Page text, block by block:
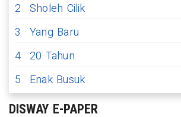
2 Sholeh Cilik
3
Yang Baru
4 20 Tahun
5
Enak Busuk
DISWAY E-PAPER